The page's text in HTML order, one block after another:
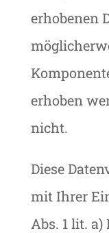
erhobenen
erhoben
nicht.
Diese
mit Ihrer
Abs. 1 lit. a)